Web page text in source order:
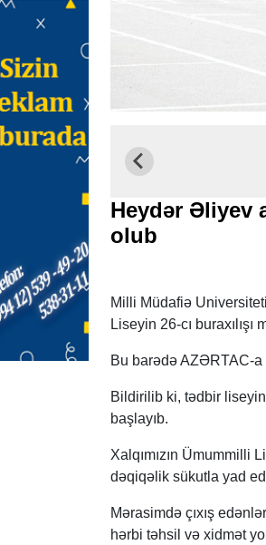
Heydər Əliyev
olub
Milli Müdafiə
Liseyin 26-cı
Bu barədə AZƏRTAC-
Bildirilib ki, tədbir
başlayıb.
Xalqımızın Ümummilli
dəqiqəlik sükutla yad
Mərasimdə çıxış
hərbi təhsil və xidmət